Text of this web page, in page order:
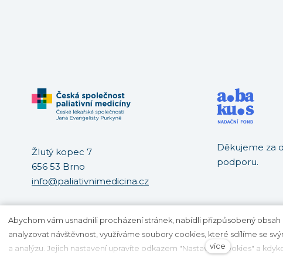
Žlutý kopec 7
656 53 Brno
info@paliativnimedicina.cz
GDPR
Děkujeme za
podporu.
Abychom vám usnadnili procházení stránek, nabídli přizpůsobený
analyzovat návštěvnost, využíváme soubory cookies, které sdílíme se
a analýzu. Jejich nastavení upravíte odkazem "Nastavení cookies" a
více